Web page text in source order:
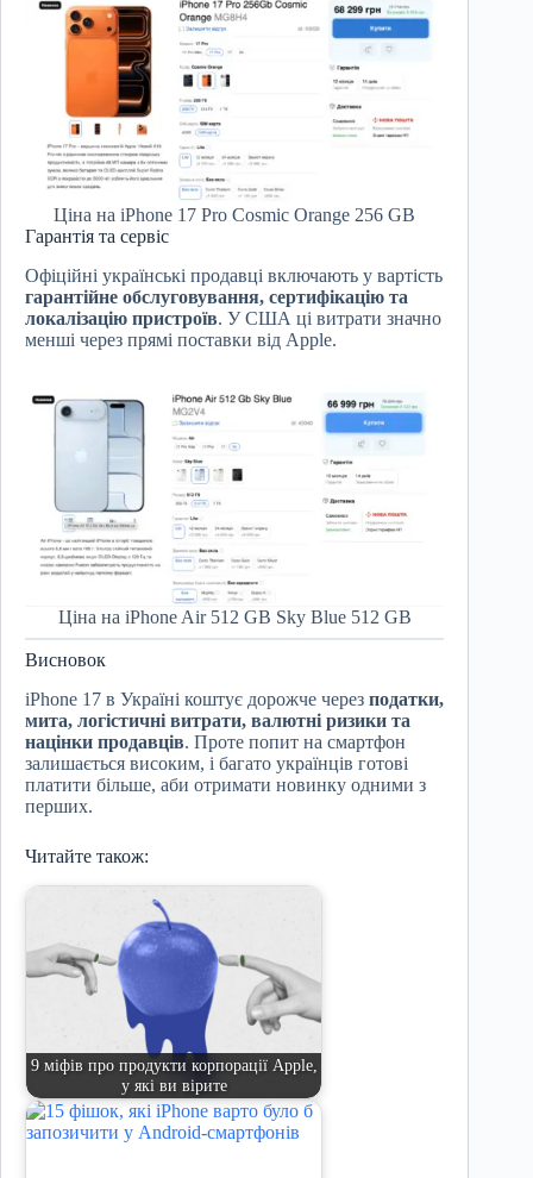
Ціна на iPhone 17 Pro Cosmic Orange 256 GB
Гарантія та сервіс
Офіційні українські продавці включають у вартість
гарантійне обслуговування, сертифікацію та
локалізацію пристроїв. У США ці витрати значно
менші через прямі поставки від Apple.
Ціна на iPhone Air 512 GB Sky Blue 512 GB
Висновок
iPhone 17 в Україні коштує дорожче через податки,
мита, логістичні витрати, валютні ризики та
націнки продавців. Проте попит на смартфон
залишається високим, і багато українців готові
платити більше, аби отримати новинку одними з
перших.
Читайте також:
9 міфів про продукти корпорації Apple,
у які ви вірите